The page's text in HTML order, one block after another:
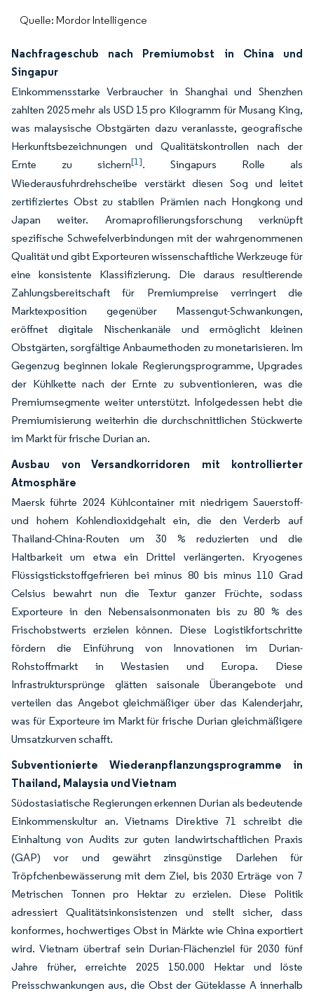
Quelle: Mordor Intelligence
Nachfrageschub nach Premiumobst in China und
Singapur
Einkommensstarke Verbraucher in Shanghai und Shenzhen
zahlten 2025 mehr als USD 15 pro Kilogramm für Musang King,
was malaysische Obstgärten dazu veranlasste, geografische
Herkunftsbezeichnungen und Qualitätskontrollen nach der
Ernte zu sichern[1]. Singapurs Rolle als
Wiederausfuhrdrehscheibe verstärkt diesen Sog und leitet
zertifiziertes Obst zu stabilen Prämien nach Hongkong und
Japan weiter. Aromaprofilierungsforschung verknüpft
spezifische Schwefelverbindungen mit der wahrgenommenen
Qualität und gibt Exporteuren wissenschaftliche Werkzeuge für
eine konsistente Klassifizierung. Die daraus resultierende
Zahlungsbereitschaft für Premiumpreise verringert die
Marktexposition gegenüber Massengut-Schwankungen,
eröffnet digitale Nischenkanäle und ermöglicht kleinen
Obstgärten, sorgfältige Anbaumethoden zu monetarisieren. Im
Gegenzug beginnen lokale Regierungsprogramme, Upgrades
der Kühlkette nach der Ernte zu subventionieren, was die
Premiumsegmente weiter unterstützt. Infolgedessen hebt die
Premiumisierung weiterhin die durchschnittlichen Stückwerte
im Markt für frische Durian an.
Ausbau von Versandkorridoren mit kontrollierter
Atmosphäre
Maersk führte 2024 Kühlcontainer mit niedrigem Sauerstoff-
und hohem Kohlendioxidgehalt ein, die den Verderb auf
Thailand-China-Routen um 30 % reduzierten und die
Haltbarkeit um etwa ein Drittel verlängerten. Kryogenes
Flüssigstickstoffgefrieren bei minus 80 bis minus 110 Grad
Celsius bewahrt nun die Textur ganzer Früchte, sodass
Exporteure in den Nebensaisonmonaten bis zu 80 % des
Frischobstwerts erzielen können. Diese Logistikfortschritte
fördern die Einführung von Innovationen im Durian-
Rohstoffmarkt in Westasien und Europa. Diese
Infrastruktursprünge glätten saisonale Überangebote und
verteilen das Angebot gleichmäßiger über das Kalenderjahr,
was für Exporteure im Markt für frische Durian gleichmäßigere
Umsatzkurven schafft.
Subventionierte Wiederanpflanzungsprogramme in
Thailand, Malaysia und Vietnam
Südostasiatische Regierungen erkennen Durian als bedeutende
Einkommenskultur an. Vietnams Direktive 71 schreibt die
Einhaltung von Audits zur guten landwirtschaftlichen Praxis
(GAP) vor und gewährt zinsgünstige Darlehen für
Tröpfchenbewässerung mit dem Ziel, bis 2030 Erträge von 7
Metrischen Tonnen pro Hektar zu erzielen. Diese Politik
adressiert Qualitätsinkonsistenzen und stellt sicher, dass
konformes, hochwertiges Obst in Märkte wie China exportiert
wird. Vietnam übertraf sein Durian-Flächenziel für 2030 fünf
Jahre früher, erreichte 2025 150.000 Hektar und löste
Preisschwankungen aus, die Obst der Güteklasse A innerhalb